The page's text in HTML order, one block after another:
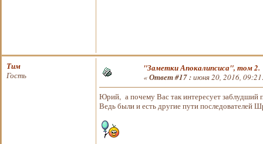
Тим
Гость
"Заметки Апокалипсиса", том 2.
«Ответ #17 :июня 20, 2016,
Юрий, а почему Вас так интересует заблудший
Ведь были и есть другие пути последователей